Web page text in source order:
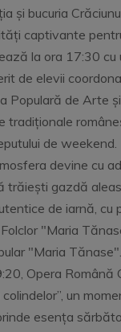
și bucuria
captivante
la ora 17:30 cu
de elevii
Populară de Arte
tradiționale
de weekend.
devine cu
trăiești gazdă
de iarnă, cu
"Maria
"Maria Tănase".
Opera Română
un
esența